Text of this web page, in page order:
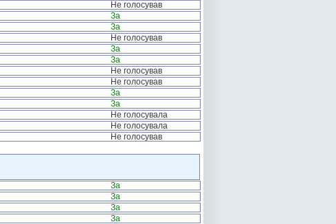
Не голосував
За
За
Не голосував
За
За
Не голосував
Не голосував
За
За
Не голосувала
Не голосувала
Не голосував
За
За
За
За